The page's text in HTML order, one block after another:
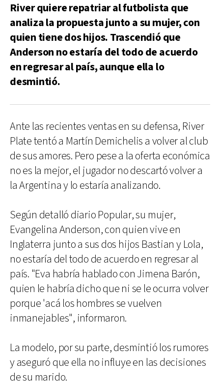
River quiere repatriar al futbolista que
analiza la propuesta junto a su mujer, con
quien tiene dos hijos. Trascendió que
Anderson no estaría del todo de acuerdo
en regresar al país, aunque ella lo
desmintió.
Ante las recientes ventas en su defensa, River
Plate tentó a Martín Demichelis a volver al club
de sus amores. Pero pese a la oferta económica
no es la mejor, el jugador no descartó volver a
la Argentina y lo estaría analizando.
Según detalló diario Popular, su mujer,
Evangelina Anderson, con quien vive en
Inglaterra junto a sus dos hijos Bastian y Lola,
no estaría del todo de acuerdo en regresar al
país. "Eva habría hablado con Jimena Barón,
quien le habría dicho que ni se le ocurra volver
porque 'acá los hombres se vuelven
inmanejables", informaron.
La modelo, por su parte, desmintió los rumores
y aseguró que ella no influye en las decisiones
de su marido.